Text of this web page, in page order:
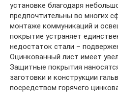
установке благодаря
предпочтительны во многих
монтаже коммуникаций и
покрытие устраняет
недостаток стали –
Оцинкованный лист имеет
Защитные покрытия
заготовки и конструкции
посредством горячего